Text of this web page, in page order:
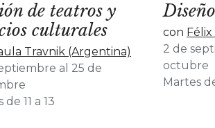
de teatros y
culturales
Travnik (Argentina)
al 25 de
11 a 13
con
2 de
octubre
Martes